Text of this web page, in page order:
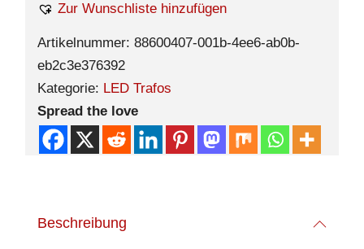
Zur Wunschliste hinzufügen
Artikelnummer: 88600407-001b-4ee6-ab0b-
eb2c3e376392
Kategorie: LED Trafos
Spread the love
Beschreibung